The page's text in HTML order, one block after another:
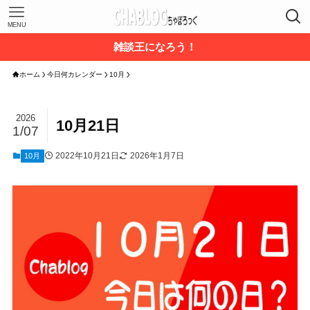
MENU
雑談王になろう！
ホーム 今日何カレンダー 10月
10月21日
2026
1/07
10月 2022年10月21日 2026年1月7日